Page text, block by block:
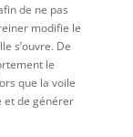
de ne pas
modifie le
s’ouvre. De
le
que la voile
et de générer